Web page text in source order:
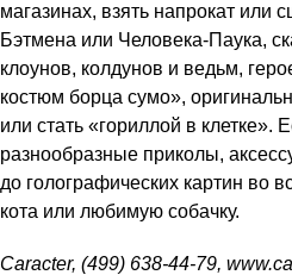
магазинах, взять напрокат или
Бэтмена или Человека-Паука,
клоунов, колдунов и ведьм,
костюм борца сумо»,
или стать «гориллой в
разнообразные приколы,
до голографических картин во
кота или любимую собачку.
Caracter, (499) 638-44-79,